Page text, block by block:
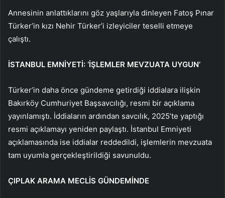
Annesinin anlattıklarını göz yaşlarıyla dinleyen Fatoş Pınar
Türker’in kızı Nehir Türker’i izleyiciler teselli etmeye
çalıştı.
İSTANBUL EMNİYETİ: ‘İŞLEMLER MEVZUATA UYGUN’
Türker’in daha önce gündeme getirdiği iddialara ilişkin
Bakırköy Cumhuriyet Başsavcılığı, resmi bir açıklama
yayınlamıştı. İddiaların ardından savcılık, 2025’te yaptığı
resmi açıklamayı yeniden paylaştı. İstanbul Emniyeti
açıklamasında ise iddialar reddedildi, işlemlerin mevzuata
tam uyumla gerçekleştirildiği savunuldu.
ÇIPLAK ARAMA MECLİS GÜNDEMİNDE